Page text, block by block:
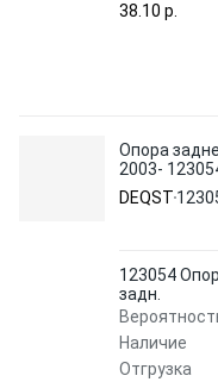
38.10 p.
Опора
2003-
DEQST
123054
задн.
Наличие
Отгрузка